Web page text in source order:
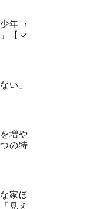
少年→
【マ
い」
増や
の特
家ほ
見え